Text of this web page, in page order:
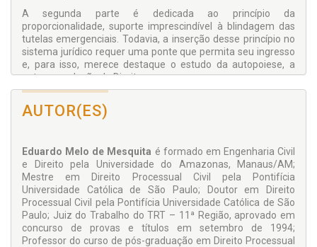
A segunda parte é dedicada ao princípio da
proporcionalidade, suporte imprescindível à blindagem das
tutelas emergenciais. Todavia, a inserção desse princípio no
sistema jurídico requer uma ponte que permita seu ingresso
e, para isso, merece destaque o estudo da autopoiese, a
auto-reprodução do Direito.
primeira parte, e fixados os lindes do princípio da
proporcionalidade, instrumento essencial à busca de
voltará para as tutelas de urgência. A derradeira parte deste
estudo desenha as tutelas urgentes, em todas as suas
espécies, cautelares e satisfativas, com ênfase num modelo
que se convencionou chamar de dever geral de urgência,
capaz de abarcar o poder geral de cautela e a tutela
satisfativa, que se impõe sempre que a situação concreta
esteja marcada pela urgência e exija a prestação jurisdicional
efetiva.
AUTOR(ES)
Eduardo Melo de Mesquita é formado em Engenharia Civil
e Direito pela Universidade do Amazonas, Manaus/AM;
Mestre em Direito Processual Civil pela Pontifícia
Universidade Católica de São Paulo; Doutor em Direito
Processual Civil pela Pontifícia Universidade Católica de São
Paulo; Juiz do Trabalho do TRT – 11ª Região, aprovado em
concurso de provas e títulos em setembro de 1994;
Professor do curso de pós-graduação em Direito Processual